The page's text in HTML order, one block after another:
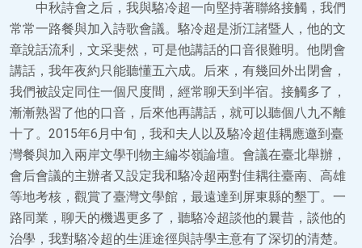
中秋詩會之后，我與駱冷超一向堅持著聯絡接觸，我們
常常一路餐與加入詩歌會議。駱冷超是浙江諸暨人，他的文
章說話流利，文采斐然，可是他講話的口音很難明。他閉會
講話，我年夜約只能聽懂五六成。后來，有幾回外出閉會，
我們被設定同住一個尺度間，經常聊天到半宿。接觸多了，
漸漸熟習了他的口音，后來他再講話，就可以聽個八九不離
十了。2015年6月中旬，我和夫人以及駱冷超佳耦應邀到臺
灣餐與加入兩岸文學刊物主編岑嶺論壇。會議在臺北舉辦，
會后會議的主辦者又設定我和駱冷超兩對佳耦往臺南、高雄
等地考核，觀賞了臺灣文學館，最遠達到屏東縣的墾丁。一
路同業，聊天的機遇更多了，聽駱冷超談他的曩昔，談他的
治學，我對駱冷超的生涯途徑與詩學主意有了深切的清楚。